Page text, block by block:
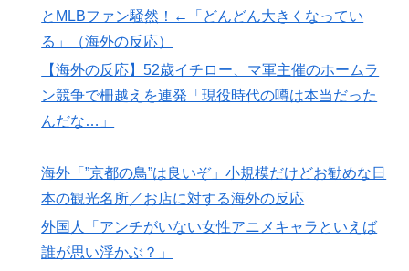
▶
海外「この日本アニメはマジでぶっ飛んでる！ｗ」外国
人が予測不可能でぶっ飛んでると評価した日本アニメと
は・・・？ 海外の反応
韓国人「韓国のイメージ失墜は免れないのか？2011〜
12年の国際試合における外国審判への接待疑惑が海外で
一斉に報じられる‥」
▶ 外国人「親子丼という日本の料理の直訳を知ってしまっ
▶ 海外「日本が正しい！」優しい日本人に甘える外国人に
とMLBファン騒然！←「どんどん大きくなってい
る」（海外の反応）
【海外の反応】52歳イチロー、マ軍主催のホームラ
ン競争で柵越えを連発「現役時代の噂は本当だった
んだな…」
海外「”京都の鳥”は良いぞ」小規模だけどお勧めな日
本の観光名所／お店に対する海外の反応
外国人「アンチがいない女性アニメキャラといえば
誰が思い浮かぶ？」